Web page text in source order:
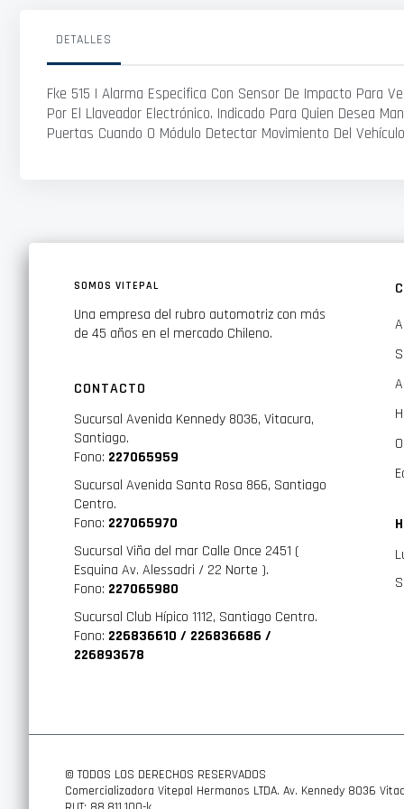
imágenes
DETALLES
Fke 515 I Alarma Especifica Con Sensor De Impacto Para
Por El Llaveador Electrónico. Indicado Para Quien Desea
Puertas Cuando O Módulo Detectar Movimiento Del
SOMOS VITEPAL
Una empresa del rubro automotriz con más
de 45 años en el mercado Chileno.
CONTACTO
Sucursal Avenida Kennedy 8036, Vitacura,
Santiago.
Fono: 227065959
Sucursal Avenida Santa Rosa 866, Santiago
Centro.
Fono: 227065970
Sucursal Viña del mar Calle Once 2451 (
Esquina Av. Alessadri / 22 Norte ).
Fono: 227065980
Sucursal Club Hípico 1112, Santiago Centro.
Fono: 226836610 / 226836686 /
226893678
© TODOS LOS DERECHOS RESERVADOS
Comercializadora Vitepal Hermanos LTDA. Av. Kennedy 8036